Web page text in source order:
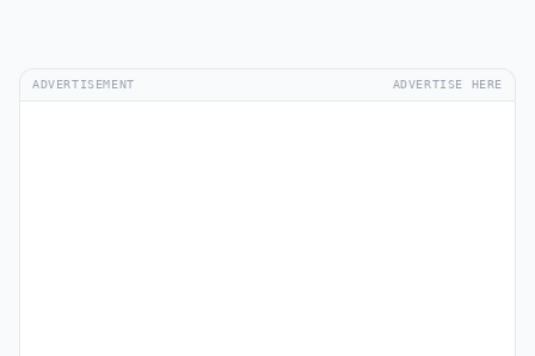
ADVERTISEMENT ADVERTISE HERE